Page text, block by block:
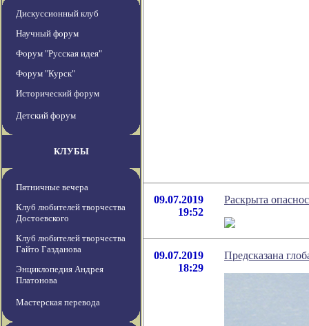
Дискуссионный клуб
Научный форум
Форум "Русская идея"
Форум "Курск"
Исторический форум
Детский форум
КЛУБЫ
Пятничные вечера
Клуб любителей творчества
Достоевского
Клуб любителей творчества
Гайто Газданова
Энциклопедия Андрея
Платонова
Мастерская перевода
09.07.2019
19:52
Раскрыта
09.07.2019
18:29
Предсказана